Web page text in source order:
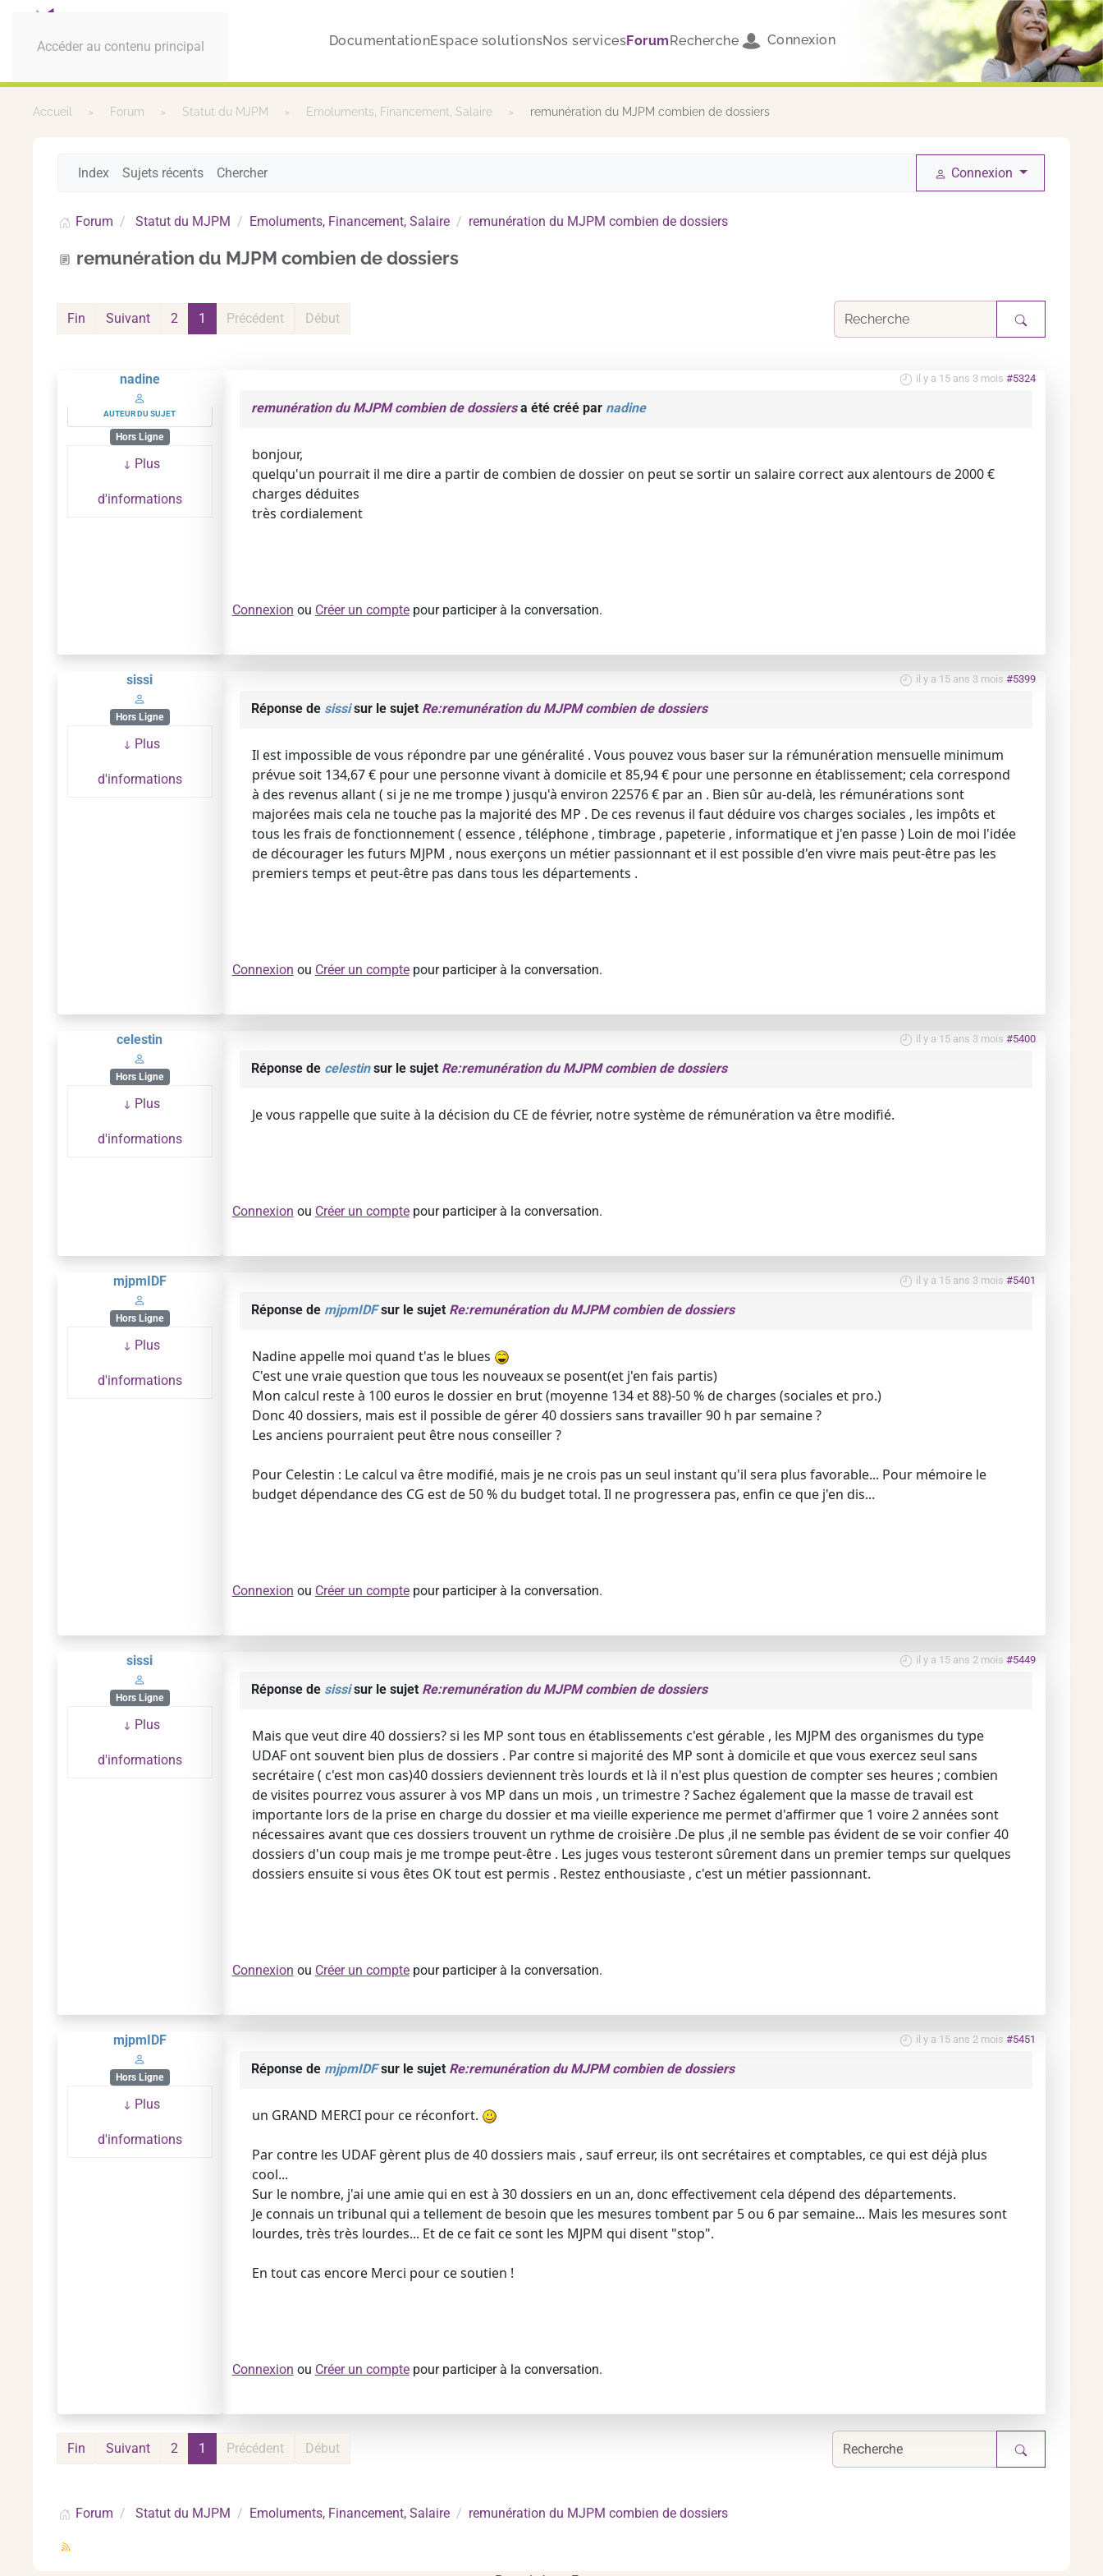
Accéder au contenu principal DocumentationEspace solutionsNos servicesForumRecherche Connexion
Accueil Forum Statut du MJPM Emoluments, Financement, Salaire remunération du MJPM combien de dossiers
Index Sujets récents Chercher Connexion
Forum Statut du MJPM Emoluments, Financement, Salaire remunération du MJPM combien de dossiers
remunération du MJPM combien de dossiers
Début
Précédent
1
2
Suivant
Fin
nadine
AUTEUR DU SUJET
Hors Ligne
Plus
d'informations
il y a 15 ans 3 mois #5324
remunération du MJPM combien de dossiersa été créé par nadine
bonjour,
quelqu'un pourrait il me dire a partir de combien de dossier on peut se sortir un salaire correct aux alentours de 2000 €
charges déduites
très cordialement
Connexion ou Créer un comptepour participer à la conversation.
sissi
Hors Ligne
Plus
d'informations
il y a 15 ans 3 mois #5399
Réponse de sissisur le sujet Re:remunération du MJPM combien de dossiers
Il est impossible de vous répondre par une généralité . Vous pouvez vous baser sur la rémunération mensuelle minimum
prévue soit 134,67 € pour une personne vivant à domicile et 85,94 € pour une personne en établissement; cela correspond
à des revenus allant ( si je ne me trompe ) jusqu'à environ 22576 € par an . Bien sûr au-delà, les rémunérations sont
majorées mais cela ne touche pas la majorité des MP . De ces revenus il faut déduire vos charges sociales , les impôts et
tous les frais de fonctionnement ( essence , téléphone , timbrage , papeterie , informatique et j'en passe ) Loin de moi l'idée
de décourager les futurs MJPM , nous exerçons un métier passionnant et il est possible d'en vivre mais peut-être pas les
premiers temps et peut-être pas dans tous les départements .
Connexion ou Créer un comptepour participer à la conversation.
celestin
Hors Ligne
Plus
d'informations
il y a 15 ans 3 mois #5400
Réponse de celestinsur le sujet Re:remunération du MJPM combien de dossiers
Je vous rappelle que suite à la décision du CE de février, notre système de rémunération va être modifié.
Connexion ou Créer un comptepour participer à la conversation.
mjpmIDF
Hors Ligne
Plus
d'informations
il y a 15 ans 3 mois #5401
Réponse de mjpmIDFsur le sujet Re:remunération du MJPM combien de dossiers
Nadine appelle moi quand t'as le blues
C'est une vraie question que tous les nouveaux se posent(et j'en fais partis)
Mon calcul reste à 100 euros le dossier en brut (moyenne 134 et 88)-50 % de charges (sociales et pro.)
Donc 40 dossiers, mais est il possible de gérer 40 dossiers sans travailler 90 h par semaine ?
Les anciens pourraient peut être nous conseiller ?
Pour Celestin : Le calcul va être modifié, mais je ne crois pas un seul instant qu'il sera plus favorable... Pour mémoire le
budget dépendance des CG est de 50 % du budget total. Il ne progressera pas, enfin ce que j'en dis...
Connexion ou Créer un comptepour participer à la conversation.
sissi
Hors Ligne
Plus
d'informations
il y a 15 ans 2 mois #5449
Réponse de sissisur le sujet Re:remunération du MJPM combien de dossiers
Mais que veut dire 40 dossiers? si les MP sont tous en établissements c'est gérable , les MJPM des organismes du type
UDAF ont souvent bien plus de dossiers . Par contre si majorité des MP sont à domicile et que vous exercez seul sans
secrétaire ( c'est mon cas)40 dossiers deviennent très lourds et là il n'est plus question de compter ses heures ; combien
de visites pourrez vous assurer à vos MP dans un mois , un trimestre ? Sachez également que la masse de travail est
importante lors de la prise en charge du dossier et ma vieille experience me permet d'affirmer que 1 voire 2 années sont
nécessaires avant que ces dossiers trouvent un rythme de croisière .De plus ,il ne semble pas évident de se voir confier 40
dossiers d'un coup mais je me trompe peut-être . Les juges vous testeront sûrement dans un premier temps sur quelques
dossiers ensuite si vous êtes OK tout est permis . Restez enthousiaste , c'est un métier passionnant.
Connexion ou Créer un comptepour participer à la conversation.
mjpmIDF
Hors Ligne
Plus
d'informations
il y a 15 ans 2 mois #5451
Réponse de mjpmIDFsur le sujet Re:remunération du MJPM combien de dossiers
un GRAND MERCI pour ce réconfort.
Par contre les UDAF gèrent plus de 40 dossiers mais , sauf erreur, ils ont secrétaires et comptables, ce qui est déjà plus
cool...
Sur le nombre, j'ai une amie qui en est à 30 dossiers en un an, donc effectivement cela dépend des départements.
Je connais un tribunal qui a tellement de besoin que les mesures tombent par 5 ou 6 par semaine... Mais les mesures sont
lourdes, très très lourdes... Et de ce fait ce sont les MJPM qui disent "stop".
En tout cas encore Merci pour ce soutien !
Connexion ou Créer un comptepour participer à la conversation.
Début
Précédent
1
2
Suivant
Fin
Forum Statut du MJPM Emoluments, Financement, Salaire remunération du MJPM combien de dossiers